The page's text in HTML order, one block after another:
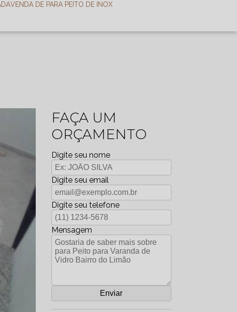
VENDA DE PARA PEITO DE INOX
FAÇA UM
ORÇAMENTO
Digite seu nome
Digite seu email
Digite seu telefone
Mensagem